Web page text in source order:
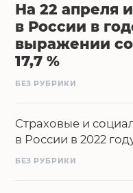
На 22 апреля
в России в
выражении
17,7 %
БЕЗ РУБРИКИ
Страховые и
в России в 2022
БЕЗ РУБРИКИ